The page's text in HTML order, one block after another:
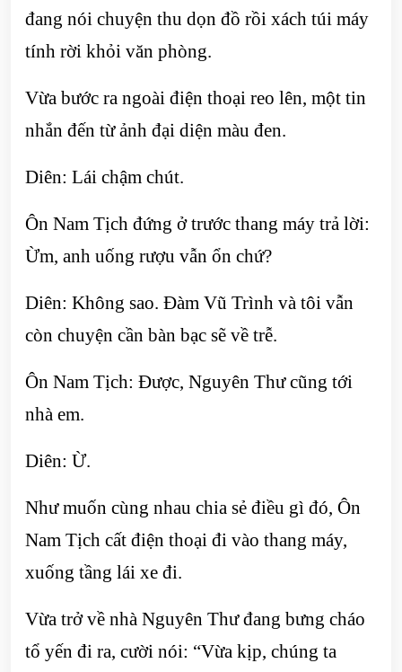
đang nói chuyện thu dọn đồ rồi xách túi máy
tính rời khỏi văn phòng.
Vừa bước ra ngoài điện thoại reo lên, một tin
nhắn đến từ ảnh đại diện màu đen.
Diên: Lái chậm chút.
Ôn Nam Tịch đứng ở trước thang máy trả lời:
Ừm, anh uống rượu vẫn ổn chứ?
Diên: Không sao. Đàm Vũ Trình và tôi vẫn
còn chuyện cần bàn bạc sẽ về trễ.
Ôn Nam Tịch: Được, Nguyên Thư cũng tới
nhà em.
Diên: Ừ.
Như muốn cùng nhau chia sẻ điều gì đó, Ôn
Nam Tịch cất điện thoại đi vào thang máy,
xuống tầng lái xe đi.
Vừa trở về nhà Nguyên Thư đang bưng cháo
tổ yến đi ra, cười nói: “Vừa kịp, chúng ta